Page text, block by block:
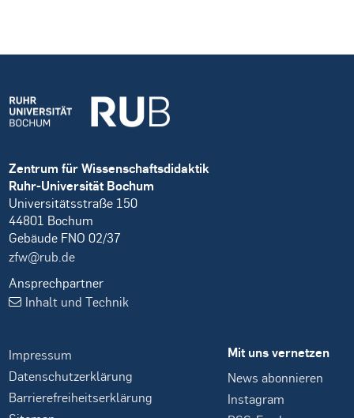
Zentrum für Wissenschaftsdidaktik
Ruhr-Universität Bochum
Universitätsstraße 150
44801 Bochum
Gebäude FNO 02/37
zfw@rub.de
Ansprechpartner
Inhalt und Technik
Impressum
Datenschutzerklärung
Barrierefreiheitserklärung
Mit uns vernetzen
News abonnieren
Instagram